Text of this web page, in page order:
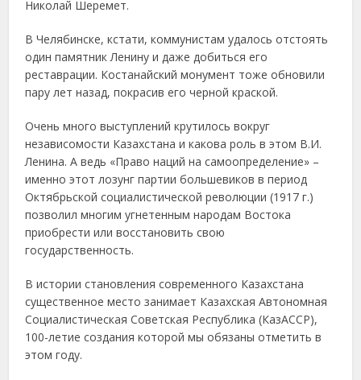
Николай Шеремет.
В Челябинске, кстати, коммунистам удалось отстоять
один памятник Ленину и даже добиться его
реставрации. Костанайский монумент тоже обновили
пару лет назад, покрасив его черной краской.
Очень много выступлений крутилось вокруг
независомости Казахстана и какова роль в этом В.И.
Ленина. А ведь «Право наций на самоопределение» –
именно этот лозунг партии большевиков в период
Октябрьской социалистической революции (1917 г.)
позволил многим угнетенным народам Востока
приобрести или восстановить свою
государственность.
В истории становления современного Казахстана
существенное место занимает Казахская Автономная
Социалистическая Советская Республика (КазАССР),
100-летие создания которой мы обязаны отметить в
этом году.